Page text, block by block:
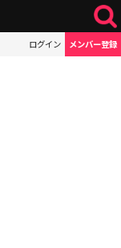
ログイン メンバー登録